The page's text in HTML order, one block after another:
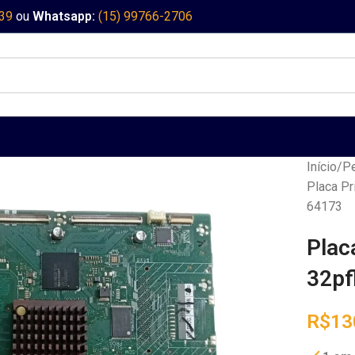
ou Whatsapp: (15) 99766-2706
Início
Placa
64173
R$